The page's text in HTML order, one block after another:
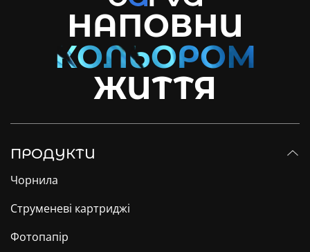
НАПОВНИ
ЖИТТЯ
ПРОДУКТИ
Чорнила
Струменеві картриджі
Фотопапір